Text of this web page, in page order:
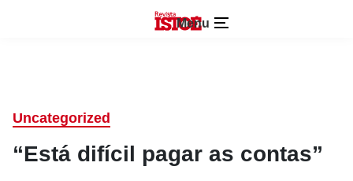
Menu
Uncategorized
“Está difícil pagar as contas”